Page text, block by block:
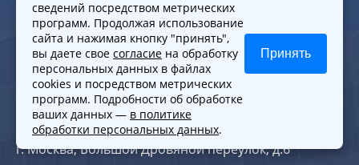
Офис компании
Офис м. Марксистская
г. Москва, Большой Дровяной переулок, д.6
Расписание
сведений посредством метрических
программ. Продолжая использование
сайта и нажимая кнопку "принять",
вы даете свое согласие на обработку
персональных данных в файлах
cookies и посредством метрических
программ. Подробности об обработке
ваших данных — в политике
обработки персональных данных.
Принять